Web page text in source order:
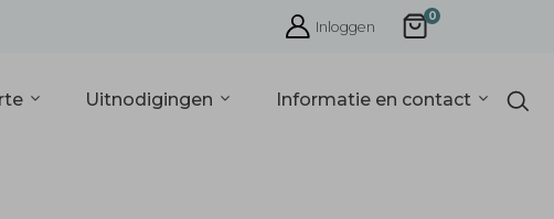
Inloggen
0
Uitnodigingen Informatie en contact